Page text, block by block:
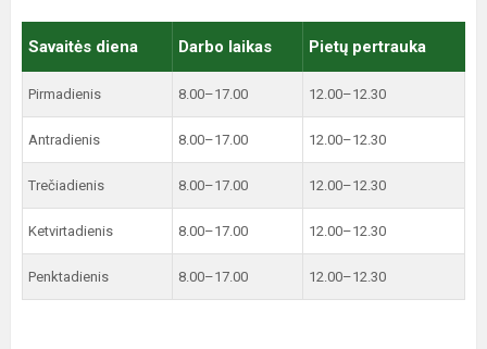
Savaitės diena Darbo laikas Pietų pertrauka
Pirmadienis 8.00–17.00 12.00–12.30
Antradienis 8.00–17.00 12.00–12.30
Trečiadienis 8.00–17.00 12.00–12.30
Ketvirtadienis 8.00–17.00 12.00–12.30
Penktadienis 8.00–17.00 12.00–12.30